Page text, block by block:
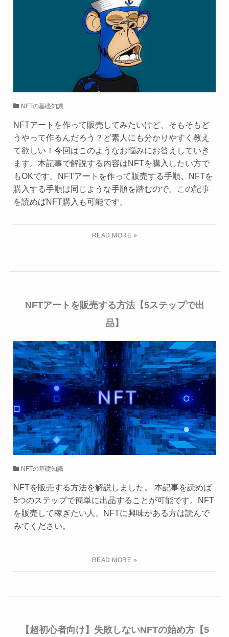
NFTの基礎知識
NFTアートを作って販売してみたいけど、そもそもど
うやって作るんだろう？ど素人にも分かりやすく教え
て欲しい！今回はこのようなお悩みにお答えしていき
ます。本記事で解説する内容はNFTを購入したい方で
もOKです。NFTアートを作って販売する手順、NFTを
購入する手順は同じような手順を踏むので、この記事
を読めばNFT購入も可能です。
NFTアートを販売する方法【5ステップで出
品】
NFTの基礎知識
NFTを販売する方法を解説しました。 本記事を読めば
5つのステップで簡単に出品することが可能です。NFT
を販売して稼ぎたい人、NFTに興味がある方は読んで
みてください。
【超初心者向け】失敗しないNFTの始め方【5